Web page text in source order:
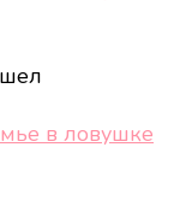
в ловушке